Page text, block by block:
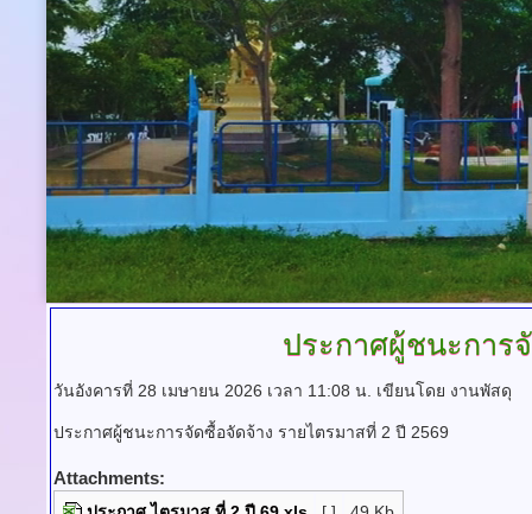
ประกาศผู้ชนะการ
วันอังคารที่ 28 เมษายน 2026 เวลา 11:08 น. เขียนโดย งานพัสดุ
ประกาศผู้ชนะการจัดซื้อจัดจ้าง รายไตรมาสที่ 2 ปี 2569
Attachments: